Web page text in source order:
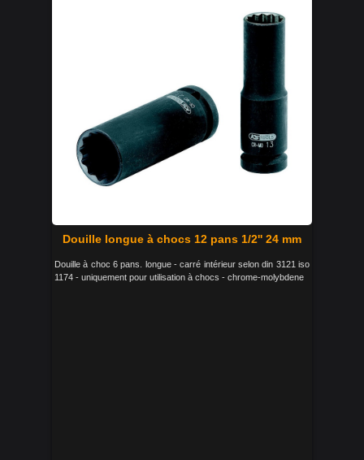
Douille longue à chocs 12 pans 1/2'' 24 mm
Douille à choc 6 pans. longue - carré intérieur selon din 3121 iso
1174 - uniquement pour utilisation à chocs - chrome-molybdene